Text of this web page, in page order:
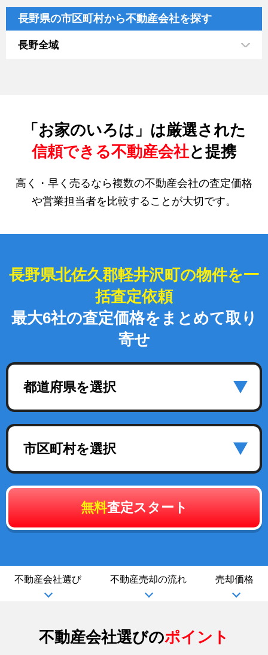
長野県の市区町村から不動産会社を探す
長野全域
「お家のいろは」は厳選された
信頼できる不動産会社と提携
高く・早く売るなら複数の不動産会社の査定価格
や営業担当者を比較することが大切です。
長野県北佐久郡軽井沢町の物件を一
括査定依頼
最大6社の査定価格をまとめて取り
寄せ
都道府県を選択
市区町村を選択
無料査定スタート
不動産会社選び 不動産売却の流れ 売却価格
不動産会社選びのポイント